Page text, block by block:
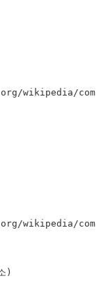
wikipedia/
commons/
)